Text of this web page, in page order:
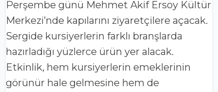
Perşembe günü Mehmet Akif Ersoy Kültür
Merkezi’nde kapılarını ziyaretçilere açacak.
Sergide kursiyerlerin farklı branşlarda
hazırladığı yüzlerce ürün yer alacak.
Etkinlik, hem kursiyerlerin emeklerinin
görünür hale gelmesine hem de